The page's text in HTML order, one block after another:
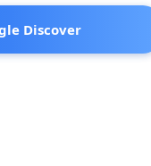
Discover